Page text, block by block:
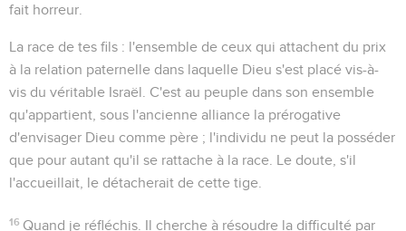
fait horreur.
La race de tes fils : l'ensemble de ceux qui attachent du prix
à la relation paternelle dans laquelle Dieu s'est placé vis-à-
vis du véritable Israël. C'est au peuple dans son ensemble
qu'appartient, sous l'ancienne alliance la prérogative
d'envisager Dieu comme père ; l'individu ne peut la posséder
que pour autant qu'il se rattache à la race. Le doute, s'il
l'accueillait, le détacherait de cette tige.
16 Quand je réfléchis . Il cherche à résoudre la difficulté par